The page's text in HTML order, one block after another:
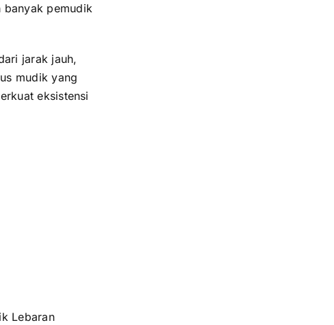
banyak pemudik
jarak jauh,
mudik yang
eksistensi
Lebaran